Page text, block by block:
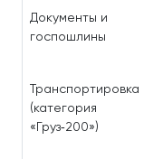
Документы и
госпошлины
Транспортировка
(категория
«Груз‑200»)